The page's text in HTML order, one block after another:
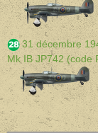
31 décembre
Mk IB JP742 (code